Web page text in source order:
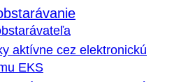
aktívne cez elektronickú
EKS